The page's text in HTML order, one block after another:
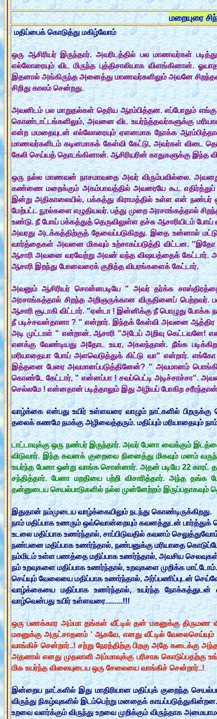
மறையுரை
மதிப்பைக் கொடுத்து மகிழ்வோம்
ஒரு ஆசிரியர் இருந்தார். அவரிடத்தில் பல மாணவர்கள்
எல்லோரையும் விட மிருந்த புத்திசாலியாக விளங்கினான்.
இதனால் அங்கிருந்த அனைத்து மாணவர்களிலும் அவனே
சிறிது காலம் சென்றது.
அவனிடம் பல மாறுதல்கள் தெரிய ஆரம்பித்தன. எப்போதும்
கொண்டாட்டங்களிலும், அவனை விட உயர்ந்த்தவர்களுக்கு
என்ற மமதையுடன் எல்லோரையும் ஏளனமாக நோக்க
மாணவர்களிடம் கடினமாகக் கேள்வி கேட்டு, அவர்கள் விடை
கேலி செய்யத் தொடங்கினான். ஆசிரியரின் காதுகளுக்கு இந்த
ஒரு நல்ல மாணவன் நாசமாவதை அவர் விரும்பவில்லை.
கண்ணை மறைக்கும் அகம்பாவத்தில் அவரையே கூட
இன்று அதிகாலையில், பக்கத்து கிராமத்தில் உள்ள என் நண்பர்
மேற்பட்ட நூல்களை எழுதியவர். பத்து முறை அரசாங்கத்தால்
உண்டு. நீ போய் பக்கத்துத் தெருவிலுள்ள தச்சு ஆசாரியிடம்
அவரது அடக்கத்திற்குத் தேவைப்படுகிறது. இதை உன்னால்
வார்த்தைகள் அவனை மிகவும் உற்சாகப்படுத்தி விட்டன. ''இதோ
ஆசாரி அவனை வரவேற்று அவன் வந்த விஷயத்தைக் கேட்டார்.
ஆசாரி இறந்து போனவரைக் குறித்த விபரங்களைக் கேட்டார்.
அவனும் ஆசிரியர் சொன்னபடியே " அவர் தர்க்க சாஸ்திரத்தை
அரசாங்கத்தால் சிறந்த அறிஞருக்கான விருதினைப்
ஆசாரி சூடாகி விட்டார். "ஏன்டா ! இன்னிக்கு நீ பொழுது
நீ படிச்சவன்தானா ? " என்றார். இந்தக் கேள்வி அவனை ஆத்திர
அடி முட்டாள் " என்றான். ஆசாரி "அடேய் அறிவு கெட்டவனே!
எனக்கு வேண்டியது அதோட உயர, அகலந்தான். நீங்க படிக்கிற
மரியாதையா போய் அளவெடுத்துக் கிட்டு வா" என்றார்.
இத்தனை பேரை அவமானப்படுத்தினேன்? " அவமானம்
கொண்டே கேட்டார், " என்னப்பா ! சவப்பெட்டி அடிச்சாச்சா".
செல்லமே ! என்னதான் படித்தாலும் இது அழியப் போகிற
வாழ்க்கை என்பது உயிர் உள்ளவரை வாழும் நாட்களில்
தலைக் கணமே நமக்கு அழிவைத்தரும். மதிப்பும் மரியாதையும்
டாட்டாவுக்கு ஒரு நண்பர் இருந்தார். அவர் பேனா வைக்கும்
விடுவார். இந்த கவனக் குறைவை நினைத்து மிகவும் மனம்
உயர்ந்த பேனா ஒன்று வாங்க சொன்னார். அதன் படியே 22 காரட்
சந்தித்தார். பேனா மறதியை பற்றி விசாரித்தார். அந்த
தன்னுடைய செயல்பாடுகளில் நல்ல முன்னேற்றம் இருப்பதாகவும்
இதுதான் நம்முடைய வாழ்க்கையிலும் நடந்து கொண்டிருக்கிறது.
நாம் மதிப்பாக உணரும் ஒவ்வொன்றையும் கவனத்துடன்
உடலை மதிப்பாக உணர்ந்தால், சாப்பிடுவதில் கவனம்
நண்பனை மதிப்பாக உணர்ந்தால், நண்பனுக்கு மரியாதை
நம்மிடம் உள்ள பணத்தை மதிப்பாக உணர்ந்தால், அவசிய
நம் உறவுகளை மதிப்பாக உணர்ந்தால், உறவுகளை முறிக்க மாட்டோம்.
செய்யும் வேலையை மதிப்பாக உணர்ந்தால், அர்ப்பணிப்புடன்
வாழ்க்கையை மதிப்பாக உணர்ந்தால், உயர்ந்த நோக்கத்துடன்
வாழ்வென்பது உயிர் உள்ளவரை.........!!!
ஒரு பணக்கார அம்மா தங்கள் வீட்டில் தன் மகனுக்கு திருமண
மகனுக்கு அருட்சாதனம் ' ஆகவே, எனது வீட்டில்
வாங்கிச் சென்றார்..! சற்று நேரத்திற்கு பிறகு அதே கடைக்கு
அதனால் எனது முதலாளி அம்மாவுக்கு பரிசாக கொடுப்பதற்கு
மிக உயர்ந்த விலையுடைய ஒரு சேலையை வாங்கிச் சென்றார்..!
இன்றைய நாட்களில் இது மாதிரியான மதிப்புக் குறைந்த
விருந்து நிகழ்வுகளில் இடம்பெற்று மனதைக்
உறவை வளர்க்கும் விருந்து உறவை முறிக்கும் விருந்தாக